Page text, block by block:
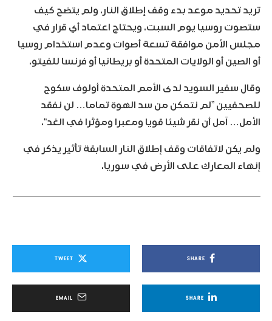
تريد تحديد موعد بدء وقف إطلاق النار. ولم يتضح كيف
ستصوت روسيا يوم السبت. ويحتاج اعتماد أي قرار في
مجلس الأمن موافقة تسعة أصوات وعدم استخدام روسيا
أو الصين أو الولايات المتحدة أو بريطانيا أو فرنسا للفيتو.
وقال سفير السويد لدى الأمم المتحدة أولوف سكوج
للصحفيين ”لم نتمكن من سد الهوة تماما… لن نفقد
الأمل… آمل أن نقر شيئا قويا ومعبرا ومؤثرا في الغد“.
ولم يكن لاتفاقات وقف إطلاق النار السابقة تأثير يذكر في
إنهاء المعارك على الأرض في سوريا.
SHARE
TWEET
SHARE
EMAIL